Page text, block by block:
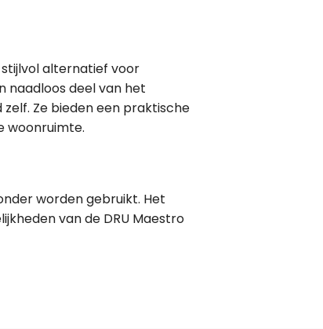
stijlvol alternatief voor
naadloos deel van het
Ze bieden een praktische
woonruimte.
worden gebruikt. Het
van de DRU Maestro